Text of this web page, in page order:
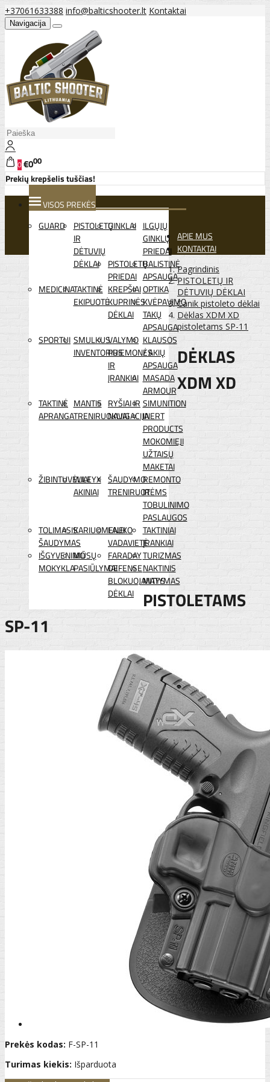
+37061633388 info@balticshooter.lt Kontaktai
Navigacija
0€000
Prekių krepšelis tuščias!
VISOS PREKĖS
GUARD
PISTOLETŲ
IR
DĖTUVIŲ
DĖKLAI
GINKLAI ILGŲJŲ
GINKLŲ
PRIEDAI
PISTOLETŲ
PRIEDAI
BALISTINĖ
APSAUGA
MEDICINATAKTINĖ
EKIPUOTĖ
KREPŠIAI
KUPRINĖS
DĖKLAI
OPTIKA
KVĖPAVIMO
TAKŲ
APSAUGA
SPORTUI SMULKUS
INVENTORIUS
VALYMO
PRIEMONĖS
IR
ĮRANKIAI
KLAUSOS
/ AKIŲ
APSAUGA
MASADA
ARMOUR
TAKTINĖ
APRANGA
MANTIS
TRENIRUOKLIAI
RYŠIAI IR
NAVIGACIJA
SIMUNITION
INERT
PRODUCTS
MOKOMIEJI
UŽTAISŲ
MAKETAI
ŽIBINTUVĖLIAI
WILEYX
AKINIAI
ŠAUDYMO
TRENIRUOTĖMS
REMONTO
IR
TOBULINIMO
PASLAUGOS
TOLIMASIS
ŠAUDYMAS
KARIUOMENEI
LAUKO
VADAVIETĖ
TAKTINIAI
ĮRANKIAI
IŠGYVENIMO
MOKYKLA
MŪSŲ
PASIŪLYMAI
FARADAY
DEFENSE
BLOKUOJANTYS
DĖKLAI
TURIZMAS
NAKTINIS
MATYMAS
APIE MUS
KONTAKTAI
Pagrindinis
PISTOLETŲ IR
DĖTUVIŲ DĖKLAI
Canik pistoleto dėklai
Dėklas XDM XD
pistoletams SP-11
DĖKLAS
XDM XD
PISTOLETAMS
SP-11
Prekės kodas: F-SP-11
Turimas kiekis: Išparduota